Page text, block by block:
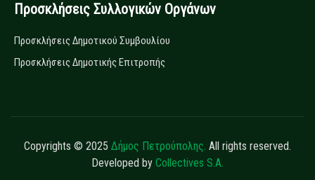
Προσκλήσεις Συλλογικών Οργάνων
Προσκλήσεις Δημοτικού Συμβουλίου
Προσκλήσεις Δημοτικής Επιτροπής
Copyrights © 2025 Δήμος Πετρούπολης. All rights reserved.
Developed by Collectives S.A.